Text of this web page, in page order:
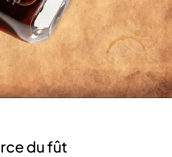
du fût